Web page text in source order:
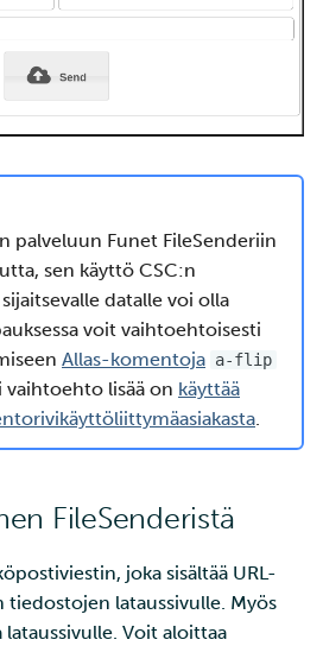
palveluun Funet FileSenderiin
sen käyttö CSC:n
datalle voi olla
voit vaihtoehtoisesti
Allas-komentoja a-flip
vaihtoehto lisää on käyttää
FileSenderistä
joka sisältää URL-
lataussivulle. Myös
Voit aloittaa